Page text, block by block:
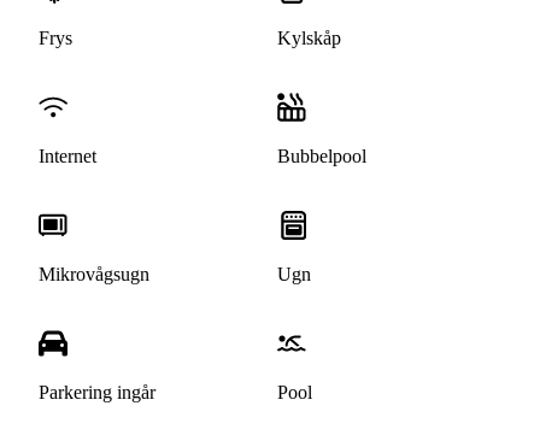
Frys Kylskåp
Internet Bubbelpool
Mikrovågsugn Ugn
Parkering ingår Pool